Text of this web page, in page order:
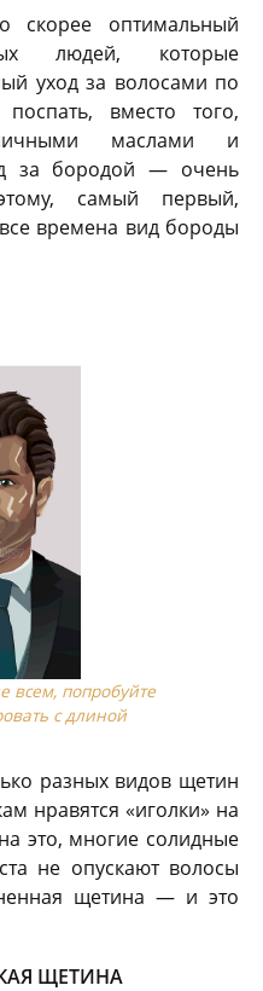
оптимальный
людей, которые
уход за волосами по
вместо того,
маслами и
за бородой — очень
самый первый,
времена вид бороды
всем, попробуйте
с длиной
разных видов щетин
нравятся «иголки» на
это, многие солидные
не опускают волосы
щетина — и это
ЩЕТИНА